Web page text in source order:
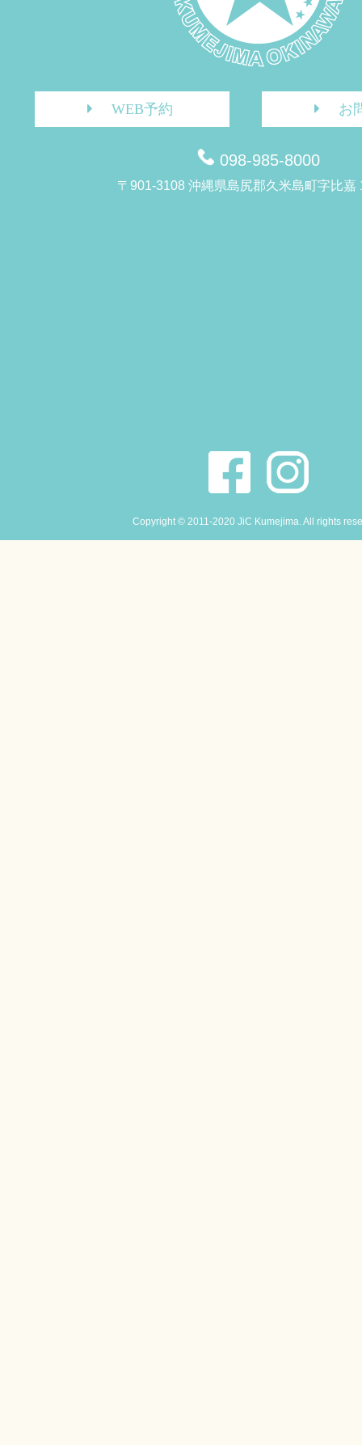
WEB予約 お
098-985-8000
〒901-3108 沖縄県島尻郡久米島町字比嘉
Copyright © 2011-2020 JiC Kumejima. All rights